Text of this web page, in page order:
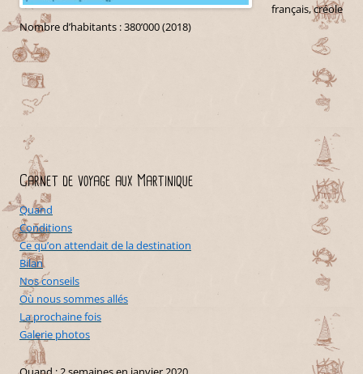
français, créole
Nombre d’habitants : 380’000 (2018)
Carnet de voyage aux Martinique
Quand
Conditions
Ce qu’on attendait de la destination
Bilan
Nos conseils
Où nous sommes allés
La prochaine fois
Galerie photos